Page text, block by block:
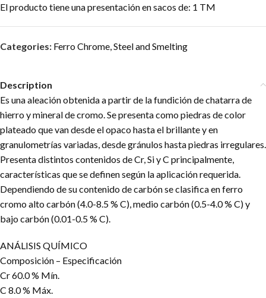
El producto tiene una presentación en sacos de: 1 TM
Categories: Ferro Chrome Steel and Smelting
Description
Es una aleación obtenida a partir de la fundición de chatarra de
hierro y mineral de cromo. Se presenta como piedras de color
plateado que van desde el opaco hasta el brillante y en
granulometrías variadas, desde gránulos hasta piedras irregulares.
Presenta distintos contenidos de Cr, Si y C principalmente,
características que se definen según la aplicación requerida.
Dependiendo de su contenido de carbón se clasifica en ferro
cromo alto carbón (4.0-8.5 % C), medio carbón (0.5-4.0 % C) y
bajo carbón (0.01-0.5 % C).
ANÁLISIS QUÍMICO
Composición – Especificación
Cr 60.0 % Mín.
C 8.0 % Máx.